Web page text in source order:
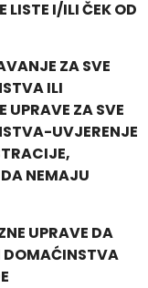
LISTE I/ILI ČEK OD
ZA SVE
ILI
UPRAVE ZA SVE
UVJERENJE
NEMAJU
UPRAVE DA
DOMAĆINSTVA